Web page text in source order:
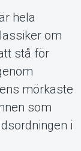
hela
om
stå för
mörkaste
som
i